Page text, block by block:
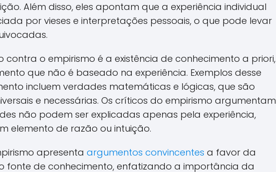
Além disso, eles apontam que a experiência individual
por vieses e interpretações pessoais, o que pode levar
contra o empirismo é a existência de conhecimento a priori,
que não é baseado na experiência. Exemplos desse
incluem verdades matemáticas e lógicas, que são
e necessárias. Os críticos do empirismo argumentam
não podem ser explicadas apenas pela experiência,
elemento de razão ou intuição.
apresenta argumentos convincentes a favor da
fonte de conhecimento, enfatizando a importância da